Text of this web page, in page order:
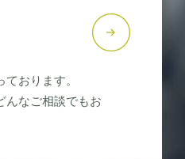
ております。
んなご相談でもお